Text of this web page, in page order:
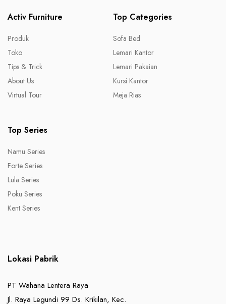
Activ Furniture
Produk
Toko
Tips & Trick
About Us
Virtual Tour
Top Categories
Sofa Bed
Lemari Kantor
Lemari Pakaian
Kursi Kantor
Meja Rias
Top Series
Namu Series
Forte Series
Lula Series
Poku Series
Kent Series
Lokasi Pabrik
PT Wahana Lentera Raya
Jl. Raya Legundi 99 Ds. Krikilan, Kec.